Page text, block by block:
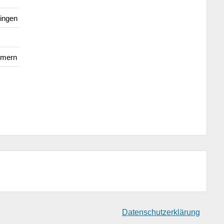
Datenschutzerklärung